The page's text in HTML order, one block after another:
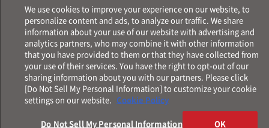
We use cookies to improve your experience on our website, to
personalize content and ads, to analyze our traffic. We share
information about your use of our website with advertising and
analytics partners, who may combine it with other information
that you have provided to them or that they have collected from
your use of their services. You have the right to opt-out of our
sharing information about you with our partners. Please click
[Do Not Sell My Personal Information] to customize your cookie
settings on our website. Cookie Policy
Do Not Sell My Personal Information OK